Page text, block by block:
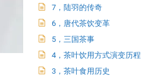
7，陆羽的传奇
6，唐代茶饮变革
5，三国茶事
4，茶叶饮用方式演变历程
3，茶叶食用历史